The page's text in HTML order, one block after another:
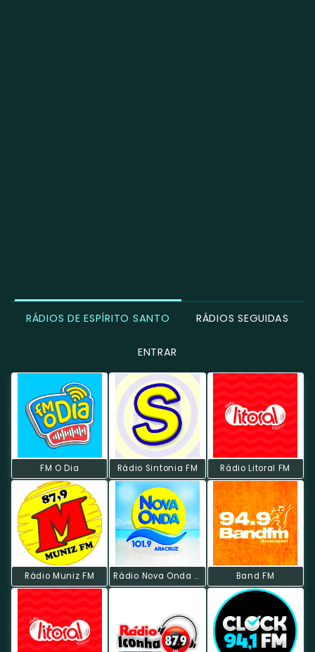
RÁDIOS DE ESPÍRITO SANTO RÁDIOS SEGUIDAS
ENTRAR
FM O Dia Rádio Sintonia FM Rádio Litoral FM
Rádio Muniz FM Rádio Nova Onda FM Band FM